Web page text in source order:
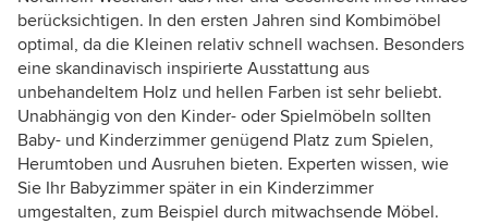
berücksichtigen. In den ersten Jahren sind Kombimöbel
optimal, da die Kleinen relativ schnell wachsen. Besonders
eine skandinavisch inspirierte Ausstattung aus
unbehandeltem Holz und hellen Farben ist sehr beliebt.
Unabhängig von den Kinder- oder Spielmöbeln sollten
Baby- und Kinderzimmer genügend Platz zum Spielen,
Herumtoben und Ausruhen bieten. Experten wissen, wie
Sie Ihr Babyzimmer später in ein Kinderzimmer
umgestalten, zum Beispiel durch mitwachsende Möbel.